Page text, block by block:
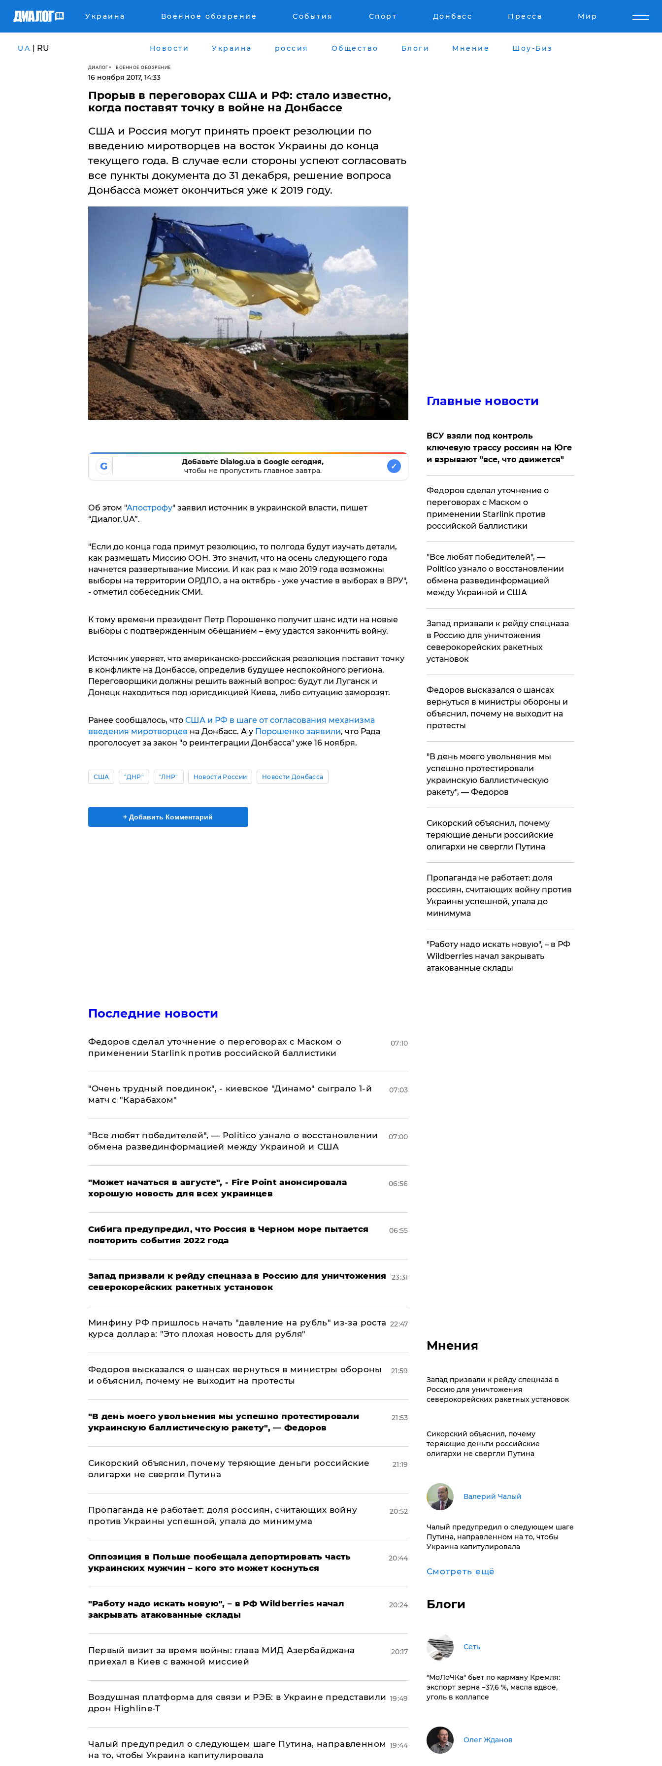
Украина Военное обозрение События Спорт Донбасс Пресса Мир
UA | RU Новости Украина россия Общество Блоги Мнение Шоу-Биз
ДИАЛОГ ВОЕННОЕ ОБОЗРЕНИЕ
16 ноября 2017, 14:33
Прорыв в переговорах США и РФ: стало известно,
когда поставят точку в войне на Донбассе
США и Россия могут принять проект резолюции по
введению миротворцев на восток Украины до конца
текущего года. В случае если стороны успеют согласовать
все пункты документа до 31 декабря, решение вопроса
Донбасса может окончиться уже к 2019 году.
G
Добавьте Dialog.ua в Google сегодня,
чтобы не пропустить главное завтра.
✓
Об этом "Апострофу" заявил источник в украинской власти, пишет
“Диалог.UA”.
"Если до конца года примут резолюцию, то полгода будут изучать детали,
как размещать Миссию ООН. Это значит, что на осень следующего года
начнется развертывание Миссии. И как раз к маю 2019 года возможны
выборы на территории ОРДЛО, а на октябрь - уже участие в выборах в ВРУ",
- отметил собеседник СМИ.
К тому времени президент Петр Порошенко получит шанс идти на новые
выборы с подтвержденным обещанием – ему удастся закончить войну.
Источник уверяет, что американско-российская резолюция поставит точку
в конфликте на Донбассе, определив будущее неспокойного региона.
Переговорщики должны решить важный вопрос: будут ли Луганск и
Донецк находиться под юрисдикцией Киева, либо ситуацию заморозят.
Ранее сообщалось, что США и РФ в шаге от согласования механизма
введения миротворцев на Донбасс. А у Порошенко заявили, что Рада
проголосует за закон "о реинтеграции Донбасса" уже 16 ноября.
США "ДНР" "ЛНР" Новости России Новости Донбасса
+ Добавить Комментарий
Последние новости
Федоров сделал уточнение о переговорах с Маском о
применении Starlink против российской баллистики
07:10
"Очень трудный поединок", - киевское "Динамо" сыграло 1-й
матч с "Карабахом"
07:03
​"Все любят победителей", — Politico узнало о восстановлении
обмена развединформацией между Украиной и США
07:00
"Может начаться в августе", - Fire Point анонсировала
хорошую новость для всех украинцев
06:56
Сибига предупредил, что Россия в Черном море пытается
повторить события 2022 года
06:55
Запад призвали к рейду спецназа в Россию для уничтожения
северокорейских ракетных установок
23:31
Минфину РФ пришлось начать "давление на рубль" из-за роста
курса доллара: "Это плохая новость для рубля"
22:47
Федоров высказался о шансах вернуться в министры обороны
и объяснил, почему не выходит на протесты
21:59
​"В день моего увольнения мы успешно протестировали
украинскую баллистическую ракету", — Федоров
21:53
Сикорский объяснил, почему теряющие деньги российские
олигархи не свергли Путина
21:19
​Пропаганда не работает: доля россиян, считающих войну
против Украины успешной, упала до минимума
20:52
Оппозиция в Польше пообещала депортировать часть
украинских мужчин – кого это может коснуться
20:44
"Работу надо искать новую", – в РФ Wildberries начал
закрывать атакованные склады
20:24
Первый визит за время войны: глава МИД Азербайджана
приехал в Киев с важной миссией
20:17
Воздушная платформа для связи и РЭБ: в Украине представили
дрон Highline-T
19:49
Чалый предупредил о следующем шаге Путина, направленном
на то, чтобы Украина капитулировала
19:44
Главные новости
ВСУ взяли под контроль
ключевую трассу россиян на Юге
и взрывают "все, что движется"
Федоров сделал уточнение о
переговорах с Маском о
применении Starlink против
российской баллистики
​"Все любят победителей", —
Politico узнало о восстановлении
обмена развединформацией
между Украиной и США
Запад призвали к рейду спецназа
в Россию для уничтожения
северокорейских ракетных
установок
Федоров высказался о шансах
вернуться в министры обороны и
объяснил, почему не выходит на
протесты
​"В день моего увольнения мы
успешно протестировали
украинскую баллистическую
ракету", — Федоров
Сикорский объяснил, почему
теряющие деньги российские
олигархи не свергли Путина
​Пропаганда не работает: доля
россиян, считающих войну против
Украины успешной, упала до
минимума
"Работу надо искать новую", – в РФ
Wildberries начал закрывать
атакованные склады
Мнения
Запад призвали к рейду спецназа в
Россию для уничтожения
северокорейских ракетных установок
Сикорский объяснил, почему
теряющие деньги российские
олигархи не свергли Путина
Валерий Чалый
Чалый предупредил о следующем шаге
Путина, направленном на то, чтобы
Украина капитулировала
Смотреть ещё
Блоги
Сеть
​"МоЛоЧКа" бьет по карману Кремля:
экспорт зерна −37,6 %, масла вдвое,
уголь в коллапсе
Олег Жданов